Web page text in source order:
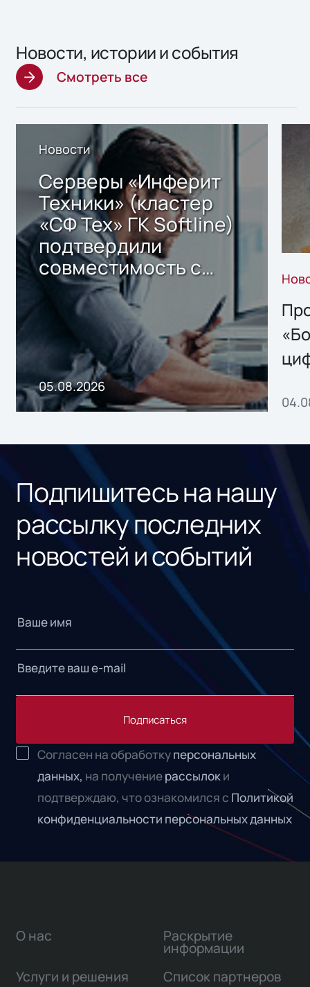
Новости, истории и события
Смотреть все
Новости
Серверы «Инферит
Техники» (кластер
«СФ Тех» ГК Softline)
подтвердили
совместимость с
решением Sharx
Storage 2.x для
хранения данных
05.08.2026
Подпишитесь на нашу
рассылку последних
новостей и событий
Подписаться
Согласен на обработкуперсональных
данных, на получениерассылок и
подтверждаю, что ознакомился с Политикой
конфиденциальности персональных данных
О нас
Услуги и решения
Раскрытие
информации
Список партнеров